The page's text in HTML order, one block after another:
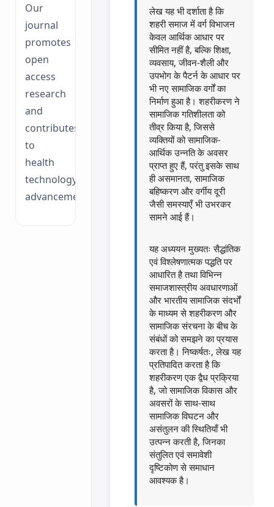
Our
journal
promotes
open
access
research
and
contributes
to
health
technology
advancements.
लेख यह भी दर्शाता है कि
शहरी समाज में वर्ग विभाजन
केवल आर्थिक आधार पर
सीमित नहीं है, बल्कि शिक्षा,
व्यवसाय, जीवन-शैली और
उपभोग के पैटर्न के आधार पर
भी नए सामाजिक वर्गों का
निर्माण हुआ है। शहरीकरण ने
सामाजिक गतिशीलता को
तीव्र किया है, जिससे
व्यक्तियों को सामाजिक-
आर्थिक उन्नति के अवसर
प्राप्त हुए हैं, परंतु इसके साथ
ही असमानता, सामाजिक
बहिष्करण और वर्गीय दूरी
जैसी समस्याएँ भी उभरकर
सामने आई हैं।
यह अध्ययन मुख्यतः सैद्धांतिक
एवं विश्लेषणात्मक पद्धति पर
आधारित है तथा विभिन्न
समाजशास्त्रीय अवधारणाओं
और भारतीय सामाजिक संदर्भों
के माध्यम से शहरीकरण और
सामाजिक संरचना के बीच के
संबंधों को समझने का प्रयास
करता है। निष्कर्षतः, लेख यह
प्रतिपादित करता है कि
शहरीकरण एक द्वैध प्रक्रिया
है, जो सामाजिक विकास और
अवसरों के साथ-साथ
सामाजिक विघटन और
असंतुलन की स्थितियाँ भी
उत्पन्न करती है, जिनका
संतुलित एवं समावेशी
दृष्टिकोण से समाधान
आवश्यक है।